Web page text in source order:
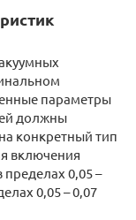
параметры
должны
конкретный тип
включения
0,05 –
0,05 – 0,07